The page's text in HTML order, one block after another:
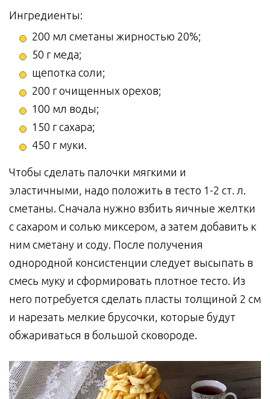
Ингредиенты:
200 мл сметаны жирностью 20%;
50 г меда;
щепотка соли;
200 г очищенных орехов;
100 мл воды;
150 г сахара;
450 г муки.
Чтобы сделать палочки мягкими и
эластичными, надо положить в тесто 1-2 ст. л.
сметаны. Сначала нужно взбить яичные желтки
с сахаром и солью миксером, а затем добавить к
ним сметану и соду. После получения
однородной консистенции следует высыпать в
смесь муку и сформировать плотное тесто. Из
него потребуется сделать пласты толщиной 2 см
и нарезать мелкие брусочки, которые будут
обжариваться в большой сковороде.